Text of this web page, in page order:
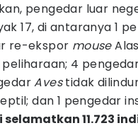
pengedar luar
17, di antaranya 1
re-ekspor mouse
4
Avestidak
dan 1 pengedar
selamatkan 11.723